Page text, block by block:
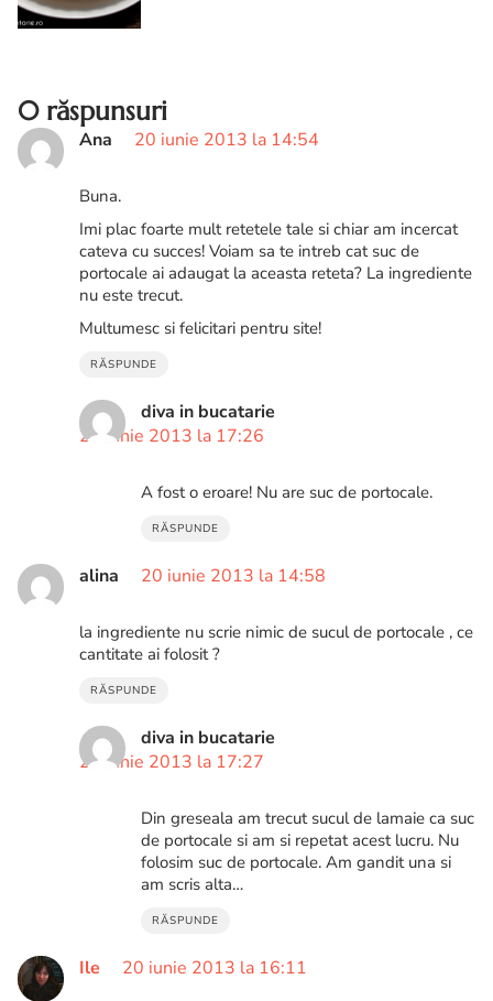
0 răspunsuri
Ana 20 iunie 2013 la 14:54
Buna.
Imi plac foarte mult retetele tale si chiar am incercat
cateva cu succes! Voiam sa te intreb cat suc de
portocale ai adaugat la aceasta reteta? La ingrediente
nu este trecut.
Multumesc si felicitari pentru site!
RĂSPUNDE
diva in bucatarie
20 iunie 2013 la 17:26
A fost o eroare! Nu are suc de portocale.
RĂSPUNDE
alina 20 iunie 2013 la 14:58
la ingrediente nu scrie nimic de sucul de portocale , ce
cantitate ai folosit ?
RĂSPUNDE
diva in bucatarie
20 iunie 2013 la 17:27
Din greseala am trecut sucul de lamaie ca suc
de portocale si am si repetat acest lucru. Nu
folosim suc de portocale. Am gandit una si
am scris alta…
RĂSPUNDE
Ile 20 iunie 2013 la 16:11